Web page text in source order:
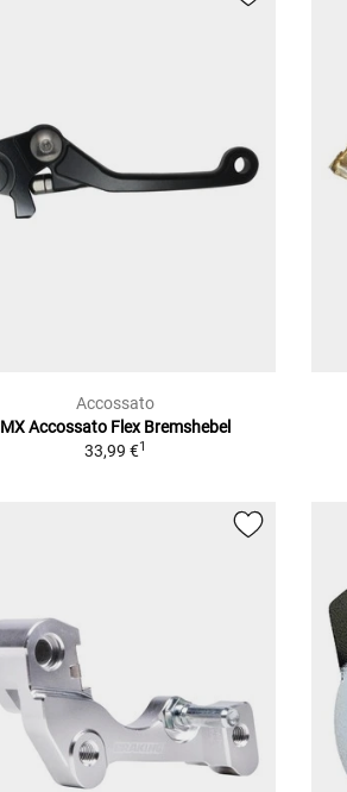
Accossato
MX Accossato Flex Bremshebel
33,99 €1